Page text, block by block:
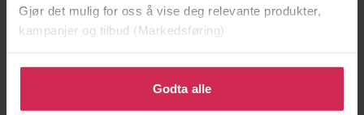
Gjør det mulig for oss å vise deg relevante produkter,
kampanjer og tilbud (Markedsføring)
Klikk på «Godta alle» for å gi oss ditt samtykke til å
bruke cookies for alle disse formålene. Du kan også
tilpasse ditt samtykke til spesifikke formål ved å klikke
Godta alle
179,-
Pulverheksa og trollet
LYDBOK
179,-
Pulverheksa og
LYDBOK